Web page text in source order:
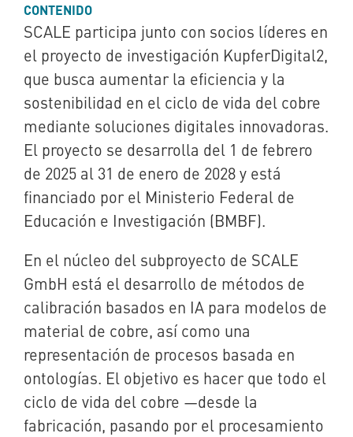
CONTENIDO
SCALE participa junto con socios líderes en
el proyecto de investigación KupferDigital2,
que busca aumentar la eficiencia y la
sostenibilidad en el ciclo de vida del cobre
mediante soluciones digitales innovadoras.
El proyecto se desarrolla del 1 de febrero
de 2025 al 31 de enero de 2028 y está
financiado por el Ministerio Federal de
Educación e Investigación (BMBF).
En el núcleo del subproyecto de SCALE
GmbH está el desarrollo de métodos de
calibración basados en IA para modelos de
material de cobre, así como una
representación de procesos basada en
ontologías. El objetivo es hacer que todo el
ciclo de vida del cobre —desde la
fabricación, pasando por el procesamiento